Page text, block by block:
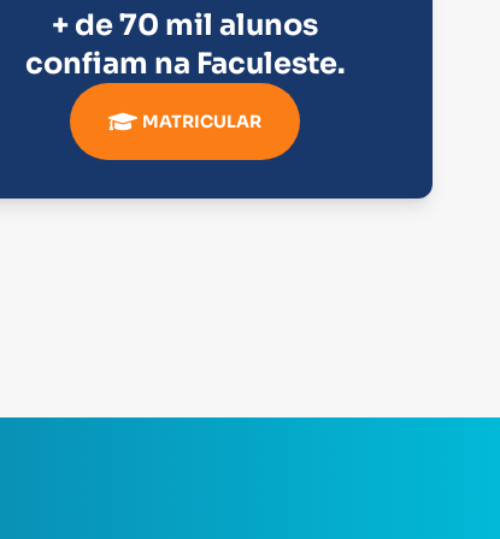
+ de 70 mil alunos
confiam na Faculeste.
MATRICULAR